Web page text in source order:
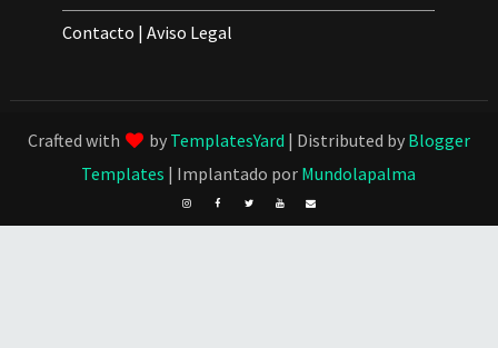
Contacto |Aviso Legal
Crafted with by TemplatesYard | Distributed by Blogger
Templates | Implantado por Mundolapalma